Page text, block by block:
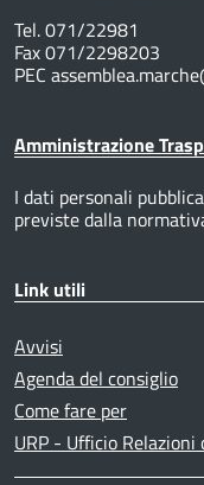
Tel. 071/22981
Fax 071/2298203
PEC
Amministrazione
I dati personali
previste dalla
Link utili
Avvisi
Agenda del consiglio
Come fare per
URP - Ufficio Relazioni